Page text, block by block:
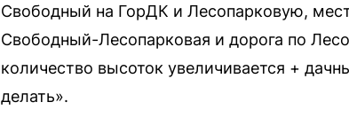
Свободный на ГорДК и Лесопарковую,
Свободный-Лесопарковая и дорога по
количество высоток увеличивается +
делать».